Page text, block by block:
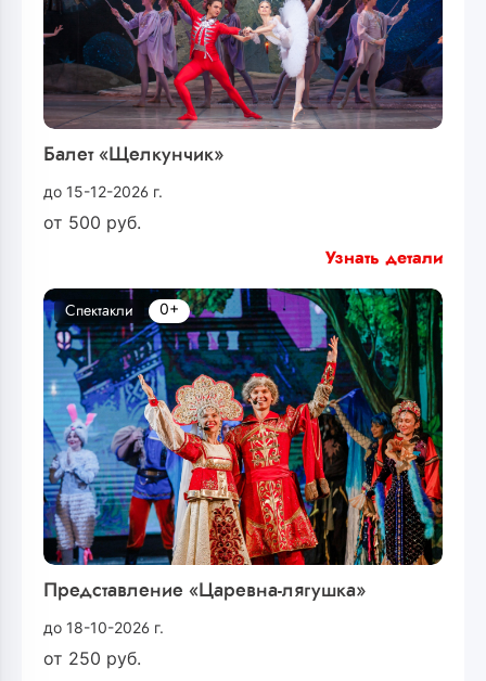
Балет «Щелкунчик»
до 15-12-2026 г.
от 500 руб.
Узнать детали
Представление «Царевна-лягушка»
до 18-10-2026 г.
от 250 руб.
Спектакли 0+